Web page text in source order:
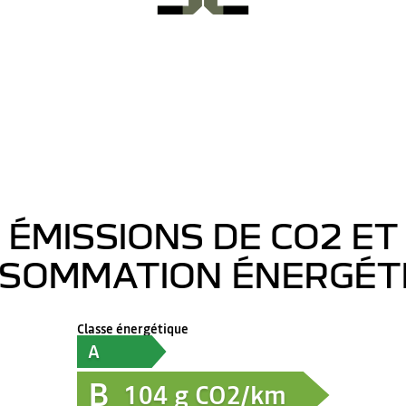
ÉMISSIONS DE CO2 ET
Classe énergétique
A
B 104 g CO2/km